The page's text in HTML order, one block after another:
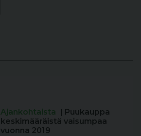
Ajankohtaista | Puukauppa
keskimääräistä vaisumpaa
vuonna 2019